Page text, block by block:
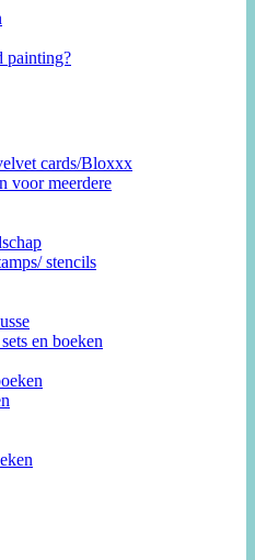
painting?
cards/Bloxxx
voor meerdere
stencils
en boeken